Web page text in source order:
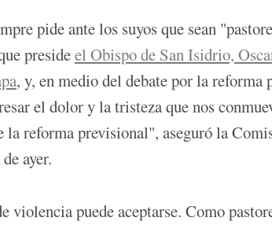
pide ante los suyos que sean
presideel Obispo de San Isidrio,
, y, en medio del debate por la
el dolor y la tristeza que nos
la reforma previsional", aseguró la
ayer.
violencia puede aceptarse. Como